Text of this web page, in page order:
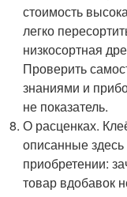
стоимость
легко
низкосортная
Проверить
знаниями и
не показатель.
О расценках.
описанные
приобретении:
товар вдобавок